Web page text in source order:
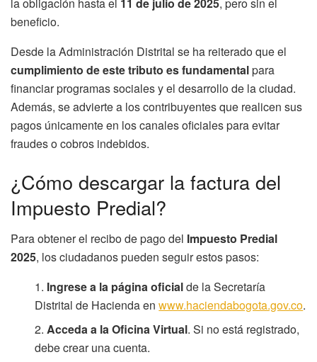
la obligación hasta el 11 de julio de 2025, pero sin el
beneficio.
Desde la Administración Distrital se ha reiterado que el
cumplimiento de este tributo es fundamentalpara
financiar programas sociales y el desarrollo de la ciudad.
Además, se advierte a los contribuyentes que realicen sus
pagos únicamente en los canales oficiales para evitar
fraudes o cobros indebidos.
¿Cómo descargar la factura del
Impuesto Predial?
Para obtener el recibo de pago del Impuesto Predial
2025, los ciudadanos pueden seguir estos pasos:
Ingrese a la página oficialde la Secretaría
Distrital de Hacienda enwww.haciendabogota.gov.co.
Acceda a la Oficina Virtual. Si no está registrado,
debe crear una cuenta.